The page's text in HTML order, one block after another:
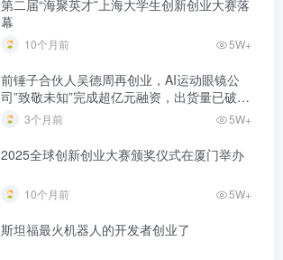
第二届“海聚英才”上海大学生创新创业大赛落
幕
10个月前 5W+
前锤子合伙人吴德周再创业，AI运动眼镜公
司”致敬未知”完成超亿元融资，出货量已破万
台
3个月前 5W+
2025全球创新创业大赛颁奖仪式在厦门举办
10个月前 5W+
斯坦福最火机器人的开发者创业了